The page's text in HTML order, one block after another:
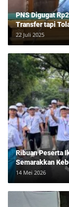
PNS Digugat
Transfer tapi
Lawan Tipu
22 Juli 2025
Ribuan Peserta
Semarakkan
14 Mei 2026